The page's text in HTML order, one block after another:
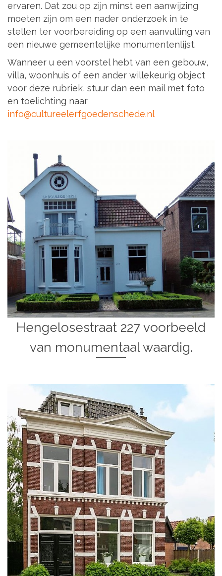
ervaren. Dat zou op zijn minst een aanwijzing
moeten zijn om een nader onderzoek in te
stellen ter voorbereiding op een aanvulling van
een nieuwe gemeentelijke monumentenlijst.
Wanneer u een voorstel hebt van een gebouw,
villa, woonhuis of een ander willekeurig object
voor deze rubriek, stuur dan een mail met foto
en toelichting naar
info@cultureelerfgoedenschede.nl
Hengelosestraat 227 voorbeeld
van monumentaal waardig.